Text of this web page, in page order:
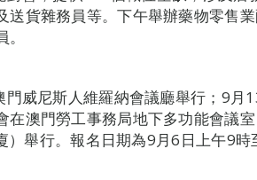
送貨雜務員等。下午舉辦藥物零售
威尼斯人維羅納會議廳舉行；9月
在澳門勞工事務局地下多功能會議
舉行。報名日期為9月6日上午9